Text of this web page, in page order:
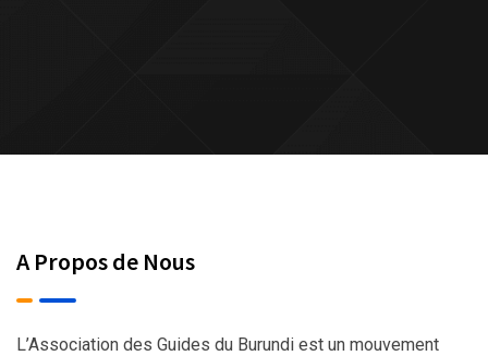
A Propos de Nous
L’Association des Guides du Burundi est un mouvement